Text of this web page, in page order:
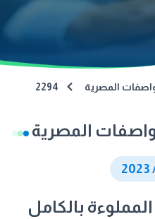
المصرية 2294
المصرية
بالكامل